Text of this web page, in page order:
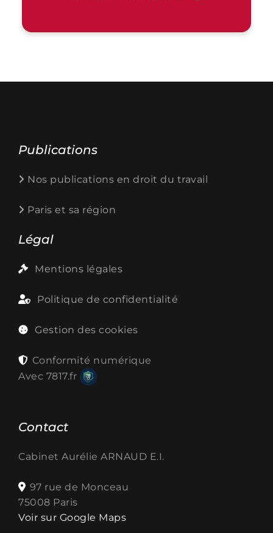
Contact
Cabinet Aurélie ARNAUD E.I.
97 rue de Monceau
75008 Paris
Voir sur Google Maps
Légal
Mentions légales
Politique de confidentialité
Gestion des cookies
Conformité numérique
Avec 7817.fr
Publications
Nos publications en droit du travail
Paris et sa région